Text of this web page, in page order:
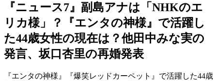
『ニュース7』副島アナは「NHKのエ
リカ様」？『エンタの神様』で活躍し
た44歳女性の現在は？他田中みな実の
発言、坂口杏里の再婚発表
『エンタの神様』『爆笑レッドカーペット』で活躍した44歳